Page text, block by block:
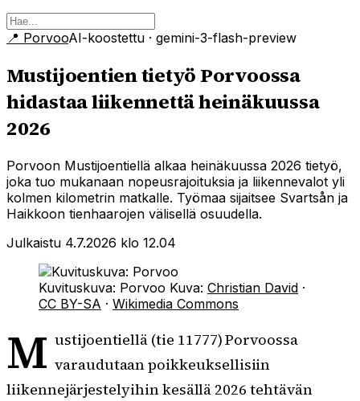
📍 PorvooAI-koostettu · gemini-3-flash-preview
Mustijoentien tietyö Porvoossa
hidastaa liikennettä heinäkuussa
2026
Porvoon Mustijoentiellä alkaa heinäkuussa 2026 tietyö,
joka tuo mukanaan nopeusrajoituksia ja liikennevalot yli
kolmen kilometrin matkalle. Työmaa sijaitsee Svartsån ja
Haikkoon tienhaarojen välisellä osuudella.
Julkaistu 4.7.2026 klo 12.04
Kuvituskuva: Porvoo Kuva: Christian David ·
CC BY-SA · Wikimedia Commons
M ustijoentiellä (tie 11777) Porvoossa
varaudutaan poikkeuksellisiin
liikennejärjestelyihin kesällä 2026 tehtävän